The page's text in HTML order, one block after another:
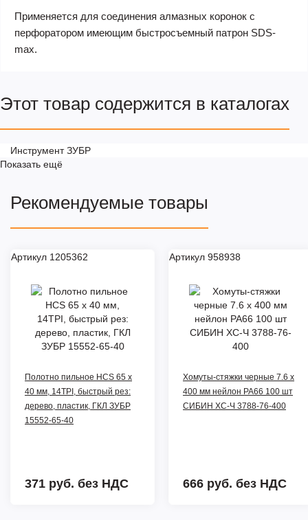
Применяется для соединения алмазных коронок с
перфоратором имеющим быстросъемный патрон SDS-
max.
Этот товар содержится в каталогах
Инструмент ЗУБР
Показать ещё
Рекомендуемые товары
Артикул 1205362
Полотно пильное HCS 65 x
40 мм, 14TPI, быстрый рез:
дерево, пластик, ГКЛ ЗУБР
15552-65-40
371 руб. без НДС
Артикул 958938
Хомуты-стяжки черные 7.6 x
400 мм нейлон РА66 100 шт
СИБИН ХС-Ч 3788-76-400
666 руб. без НДС